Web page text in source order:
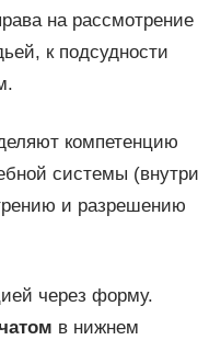
на рассмотре­ние
к подсудности
компетенцию
системы (внутри
и разрешению
через форму.
в нижнем